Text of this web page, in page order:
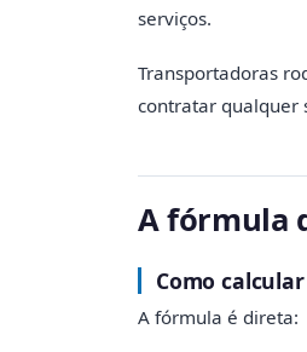
serviços.
Transportadoras
contratar qualquer
A fórmula
Como calcular
A fórmula é direta: